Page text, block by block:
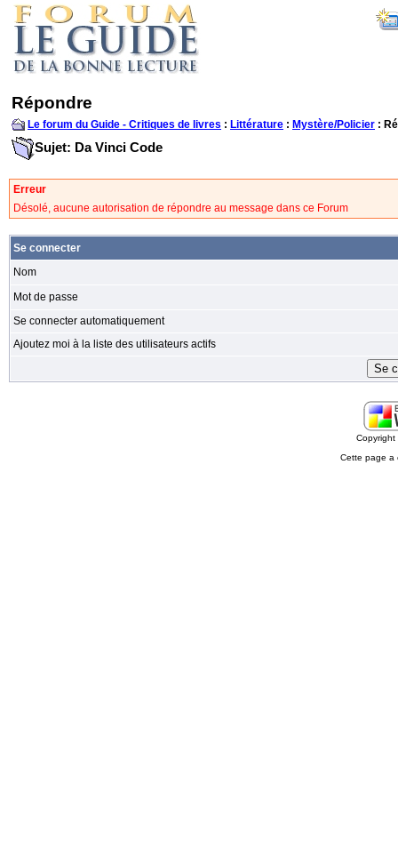
Répondre
Le forum du Guide - Critiques de livres : Littérature : Mystère/Policier :
Sujet: Da Vinci Code
Erreur
Désolé, aucune autorisation de répondre au message dans ce Forum
Se connecter
Nom
Mot de passe
Se connecter automatiquement
Ajoutez moi à la liste des utilisateurs actifs
Cette page a